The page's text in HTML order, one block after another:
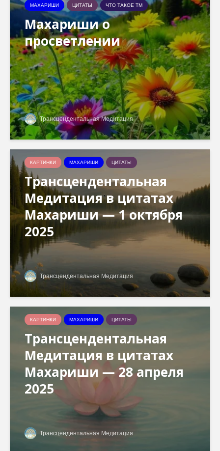
МАХАРИШИ ЦИТАТЫ ЧТО ТАКОЕ ТМ
Махариши о
просветлении
Трансцендентальная Медитация
КАРТИНКИ МАХАРИШИ ЦИТАТЫ
Трансцендентальная
Медитация в цитатах
Махариши — 1 октября
2025
Трансцендентальная Медитация
КАРТИНКИ МАХАРИШИ ЦИТАТЫ
Трансцендентальная
Медитация в цитатах
Махариши — 28 апреля
2025
Трансцендентальная Медитация